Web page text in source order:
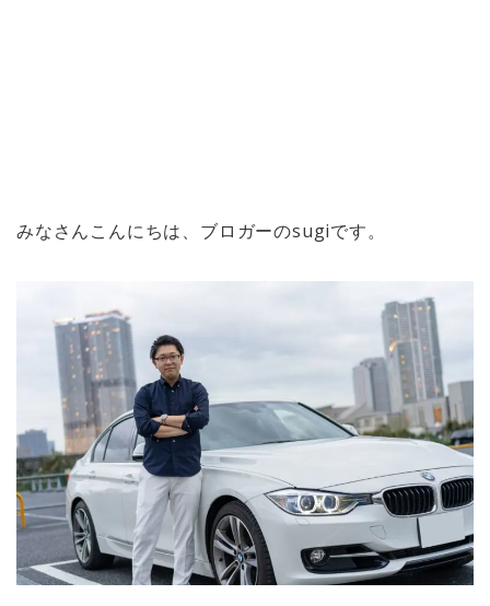
みなさんこんにちは、ブロガーのsugiです。